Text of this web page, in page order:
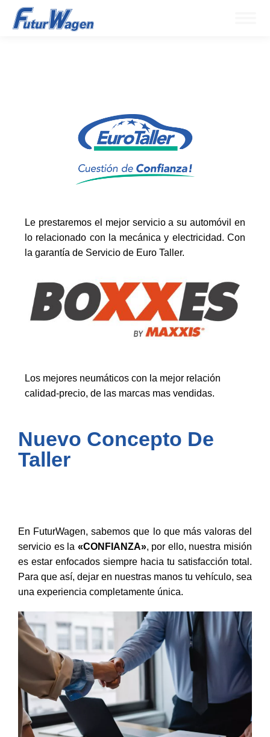
Le prestaremos el mejor servicio a su automóvil en
lo relacionado con la mecánica y electricidad. Con
la garantía de Servicio de Euro Taller.
Los mejores neumáticos con la mejor relación
calidad-precio, de las marcas mas vendidas.
Nuevo Concepto De
Taller
En FuturWagen, sabemos que lo que más valoras del
servicio es la «CONFIANZA», por ello, nuestra misión
es estar enfocados siempre hacia tu satisfacción total.
Para que así, dejar en nuestras manos tu vehículo, sea
una experiencia completamente única.